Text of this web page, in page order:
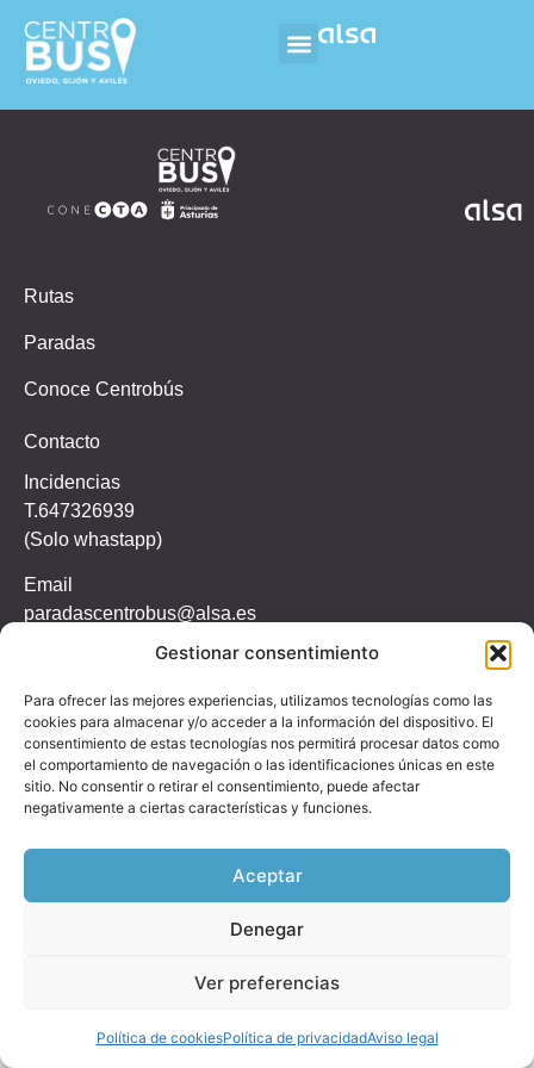
Gestionar consentimiento
Para ofrecer las mejores experiencias, utilizamos tecnologías como las
cookies para almacenar y/o acceder a la información del dispositivo. El
consentimiento de estas tecnologías nos permitirá procesar datos como
el comportamiento de navegación o las identificaciones únicas en este
sitio. No consentir o retirar el consentimiento, puede afectar
negativamente a ciertas características y funciones.
Aceptar
Denegar
Ver preferencias
Política de cookiesPolítica de privacidadAviso legal
Rutas
Paradas
Conoce Centrobús
Contacto
Incidencias
T.647326939
(Solo whastapp)
Email
paradascentrobus@alsa.es
33001 Oviedo, Asturias